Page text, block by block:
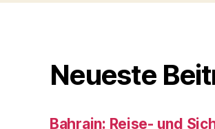
Neueste
Bahrain: Reise- und